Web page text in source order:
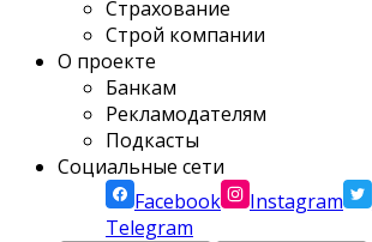
Страхование
Строй компании
О проекте
Банкам
Рекламодателям
Подкасты
Социальные сети
Facebook
Instagram
Telegram